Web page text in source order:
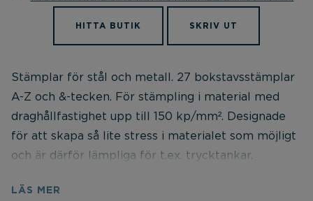
HITTA BUTIK SKRIV UT
Stämplar för stål och metall. 27 bokstavsstämplar
A-Z och &-tecken. För stämpling i material med
draghållfastighet upp till 150 kp/mm². Designade
för att skapa så lite stress i materialet som möjligt
och är därför lämpliga för t.ex. trycktankar.
plastlåda. Låg stresspåverkan på materialet genom
LÄS MER